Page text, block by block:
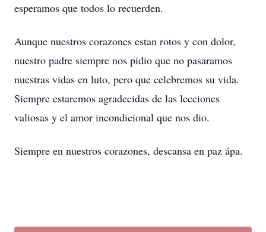
esperamos que todos lo recuerden.
Aunque nuestros corazones estan rotos y con dolor,
nuestro padre siempre nos pidio que no pasaramos
nuestras vidas en luto, pero que celebremos su vida.
Siempre estaremos agradecidas de las lecciones
valiosas y el amor incondicional que nos dio.
Siempre en nuestros corazones, descansa en paz ápa.